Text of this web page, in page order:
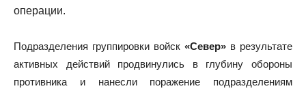
операции.
Подразделения группировки войск «Север» в результате
активных действий продвинулись в глубину обороны
противника и нанесли поражение подразделениям